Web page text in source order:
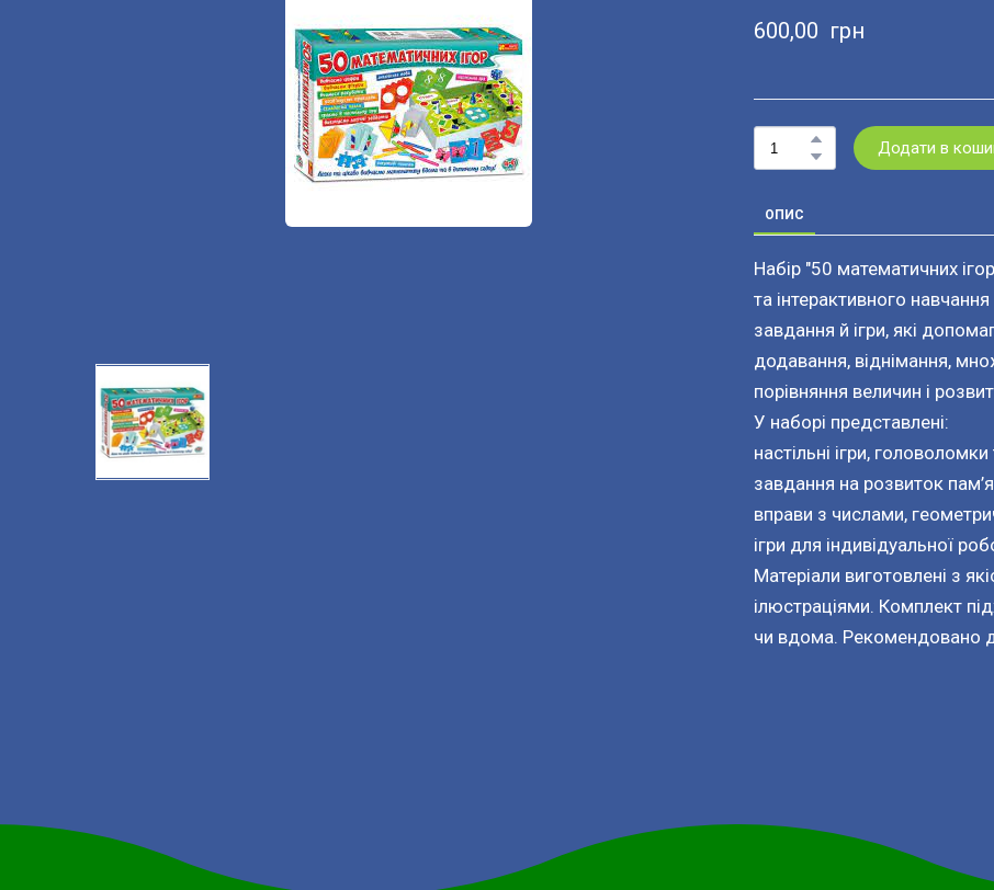
600,00  грн
Додати в
ОПИС
Набір "50 математичних
та інтерактивного
завдання й ігри, які
додавання, віднімання,
порівняння величин і
У наборі представлені:
настільні ігри,
завдання на розвиток
вправи з числами,
ігри для індивідуальної
Матеріали виготовлені з
ілюстраціями. Комплект
чи вдома. Рекомендовано